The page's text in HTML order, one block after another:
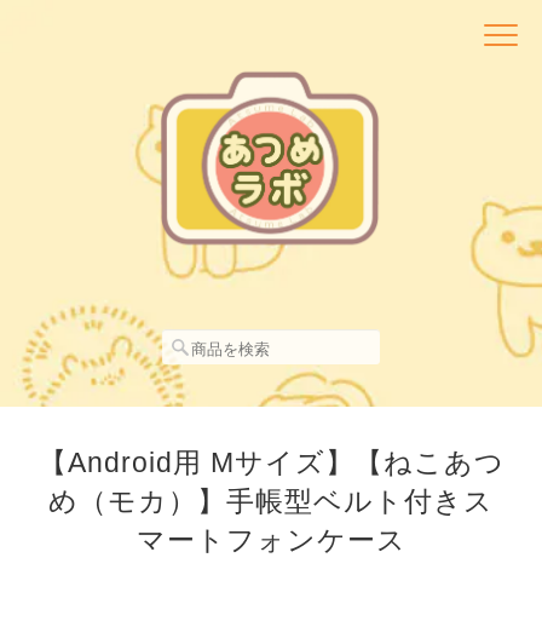
【Android用 Mサイズ】【ねこあつ
め（モカ）】手帳型ベルト付きス
マートフォンケース